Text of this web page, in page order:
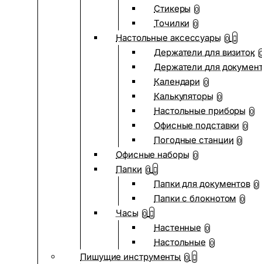
Стикеры 0
Точилки 0
Настольные аксессуары 0
Держатели для визиток
Держатели для
Календари 0
Калькуляторы 0
Настольные приборы 0
Офисные подставки 0
Погодные станции 0
Офисные наборы 0
Папки 0
Папки для документов 0
Папки с блокнотом 0
Часы 0
Настенные 0
Настольные 0
Пишущие инструменты 0